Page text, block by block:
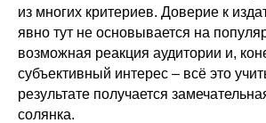
из многих критериев. Доверие к
явно тут не основывается на
возможная реакция аудитории и,
субъективный интерес – всё это
результате получается
солянка.